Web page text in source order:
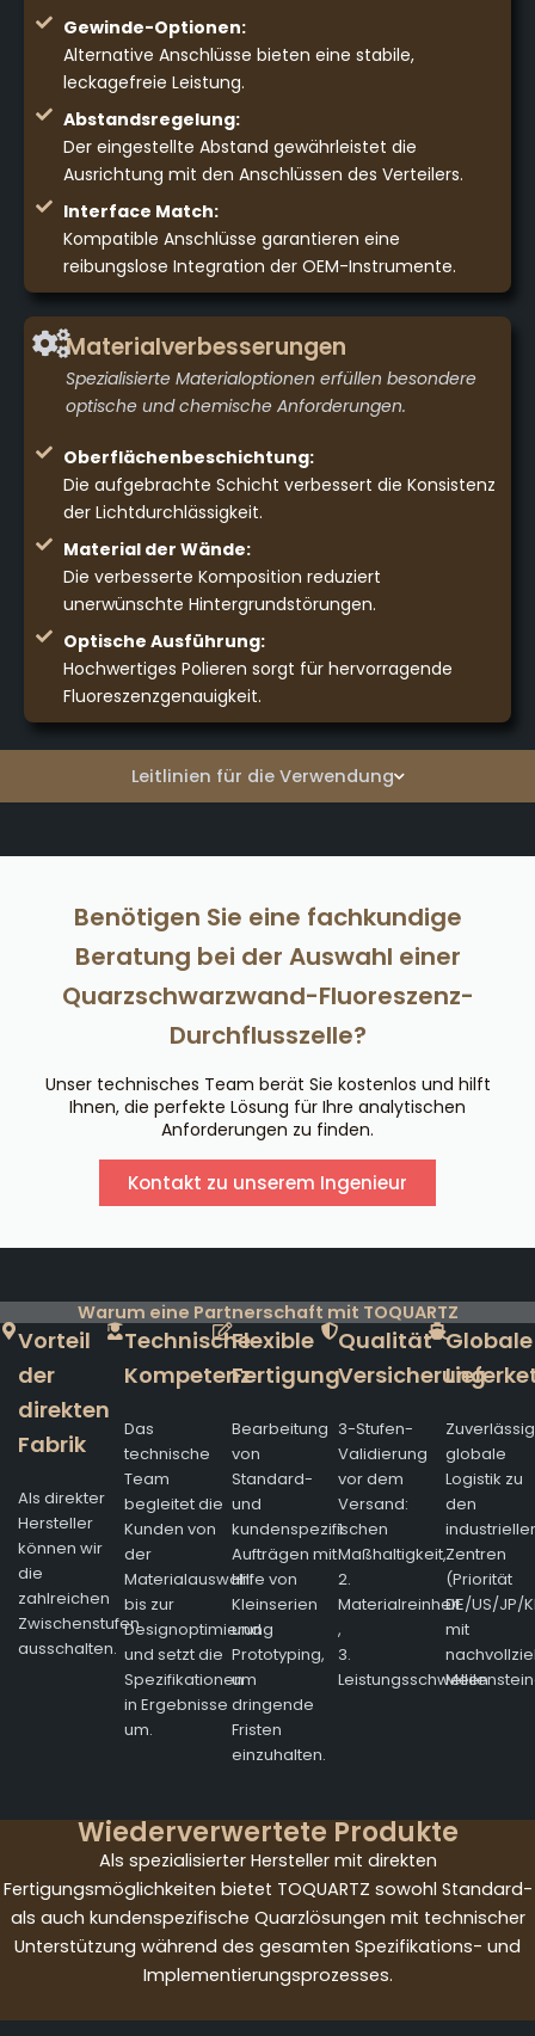
Leitlinien für die Verwendung
Gewinde-Optionen:
Alternative Anschlüsse bieten eine stabile,
leckagefreie Leistung.
Abstandsregelung:
Der eingestellte Abstand gewährleistet die
Ausrichtung mit den Anschlüssen des Verteilers.
Interface Match:
Kompatible Anschlüsse garantieren eine
reibungslose Integration der OEM-Instrumente.
Materialverbesserungen
Spezialisierte Materialoptionen erfüllen besondere
optische und chemische Anforderungen.
Oberflächenbeschichtung:
Die aufgebrachte Schicht verbessert die Konsistenz
der Lichtdurchlässigkeit.
Material der Wände:
Die verbesserte Komposition reduziert
unerwünschte Hintergrundstörungen.
Optische Ausführung:
Hochwertiges Polieren sorgt für hervorragende
Fluoreszenzgenauigkeit.
Benötigen Sie eine fachkundige
Beratung bei der Auswahl einer
Quarzschwarzwand-Fluoreszenz-
Durchflusszelle?
Unser technisches Team berät Sie kostenlos und hilft
Ihnen, die perfekte Lösung für Ihre analytischen
Anforderungen zu finden.
Kontakt zu unserem Ingenieur
Warum eine Partnerschaft mit TOQUARTZ
Vorteil
der
direkten
Fabrik
Als direkter
Hersteller
können wir
die
zahlreichen
Zwischenstufen
ausschalten.
Technische
Kompetenz
Das
technische
Team
begleitet die
Kunden von
der
Materialauswahl
bis zur
Designoptimierung
und setzt die
Spezifikationen
in Ergebnisse
um.
Flexible
Fertigung
Bearbeitung
von
Standard-
und
kundenspezifischen
Aufträgen mit
Hilfe von
Kleinserien
und
Prototyping,
um
dringende
Fristen
einzuhalten.
Qualität
Versicherung
3-Stufen-
Validierung
vor dem
Versand:
1.
Maßhaltigkeit,
2.
Materialreinheit
,
3.
Leistungsschwellen
Globale
globale
Logistik zu
den
Zentren
(Priorität
DE/US/JP/
mit
Wiederverwertete Produkte
Als spezialisierter Hersteller mit direkten
Fertigungsmöglichkeiten bietet TOQUARTZ sowohl Standard-
als auch kundenspezifische Quarzlösungen mit technischer
Unterstützung während des gesamten Spezifikations- und
Implementierungsprozesses.